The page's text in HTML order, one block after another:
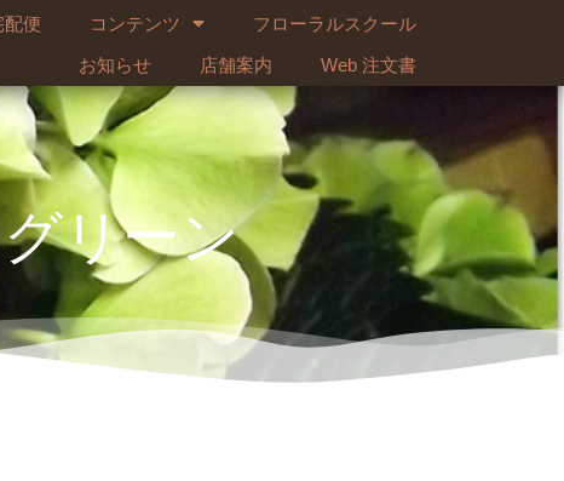
配便 コンテンツ
フローラルスクール
お知らせ
店舗案内 Web 注文書
リーン